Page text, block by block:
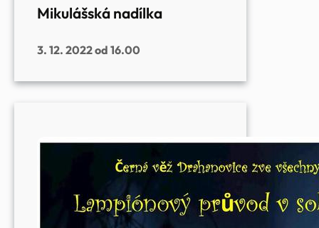
Mikulášská nadílka
3. 12. 2022 od 16.00